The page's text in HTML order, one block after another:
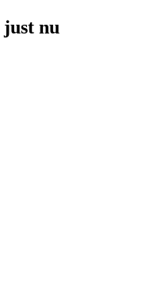
just nu